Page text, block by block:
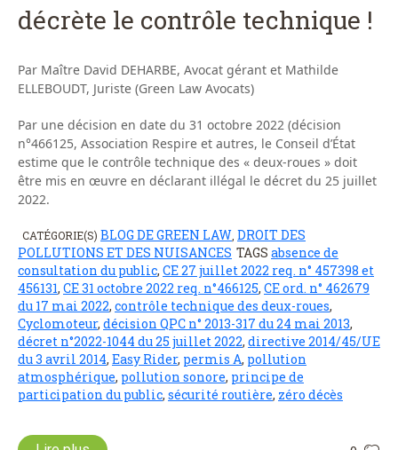
décrète le contrôle technique !
Par Maître David DEHARBE, Avocat gérant et Mathilde
ELLEBOUDT, Juriste (Green Law Avocats)
Par une décision en date du 31 octobre 2022 (décision
n°466125, Association Respire et autres, le Conseil d’État
estime que le contrôle technique des « deux-roues » doit
être mis en œuvre en déclarant illégal le décret du 25 juillet
2022.
CATÉGORIE(S) BLOG DE GREEN LAW DROIT DES
POLLUTIONS ET DES NUISANCES TAGS absence de
consultation du public, CE 27 juillet 2022 req. n° 457398 et
456131, CE 31 octobre 2022 req. n°466125, CE ord. n° 462679
du 17 mai 2022, contrôle technique des deux-roues,
Cyclomoteur, décision QPC n° 2013-317 du 24 mai 2013,
décret n°2022-1044 du 25 juillet 2022, directive 2014/45/UE
du 3 avril 2014, Easy Rider, permis A, pollution
atmosphérique, pollution sonore, principe de
participation du public, sécurité routière, zéro décès